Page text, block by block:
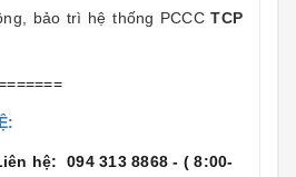
bảo trì hệ thống PCCCTCP
hệ: 094 313 8868 - ( 8:00-